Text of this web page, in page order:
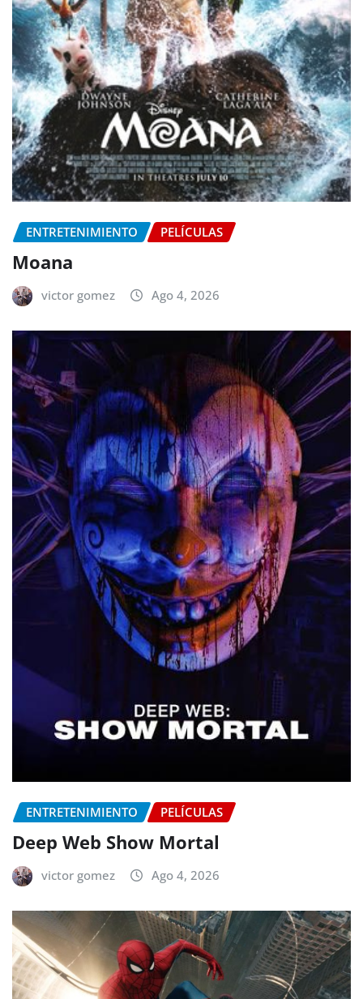
ENTRETENIMIENTO PELÍCULAS
Moana
victor gomez Ago 4, 2026
ENTRETENIMIENTO PELÍCULAS
Deep Web Show Mortal
victor gomez Ago 4, 2026